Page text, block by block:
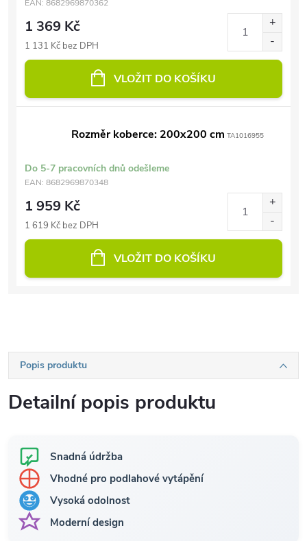
EAN: 8682969870362
1 369 Kč
1 131 Kč bez DPH
VLOŽIT DO KOŠÍKU
Rozměr koberce: 200x200 cm TA1016955
Do 5-7 pracovních dnů odešleme
EAN: 8682969870348
1 959 Kč
1 619 Kč bez DPH
VLOŽIT DO KOŠÍKU
Popis produktu
Detailní popis produktu
Snadná údržba
Vhodné pro podlahové vytápění
Vysoká odolnost
Moderní design